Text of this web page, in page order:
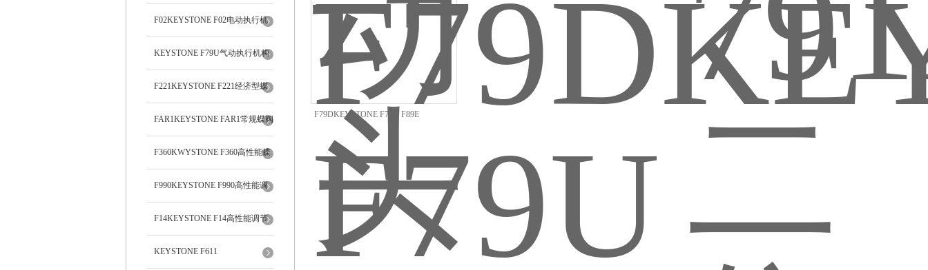
F02KEYSTONE F02电动执行机
构
KEYSTONE F79U气动执行机构
F221KEYSTONE F221经济型蝶
阀
FAR1KEYSTONE FAR1常规蝶阀
F360KWYSTONE F360高性能蝶
阀
F990KEYSTONE F990高性能调
节蝶阀
F14KEYSTONE F14高性能调节
蝶阀
KEYSTONE F611
F79DKEYSTONE F79U F89E
漏气维修 密封维修